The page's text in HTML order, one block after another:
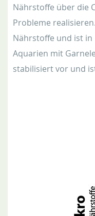
Nährstoffe über die
Probleme
Nährstoffe und ist
Aquarien mit
stabilisiert vor und